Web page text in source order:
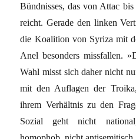
Bündnisses, das von Attac
reicht. Gerade den linken
die Koalition von Syriza mit
Anel besonders missfallen.
Wahl misst sich daher nicht
mit den Auflagen der
ihrem Verhältnis zu den
Sozial geht nicht